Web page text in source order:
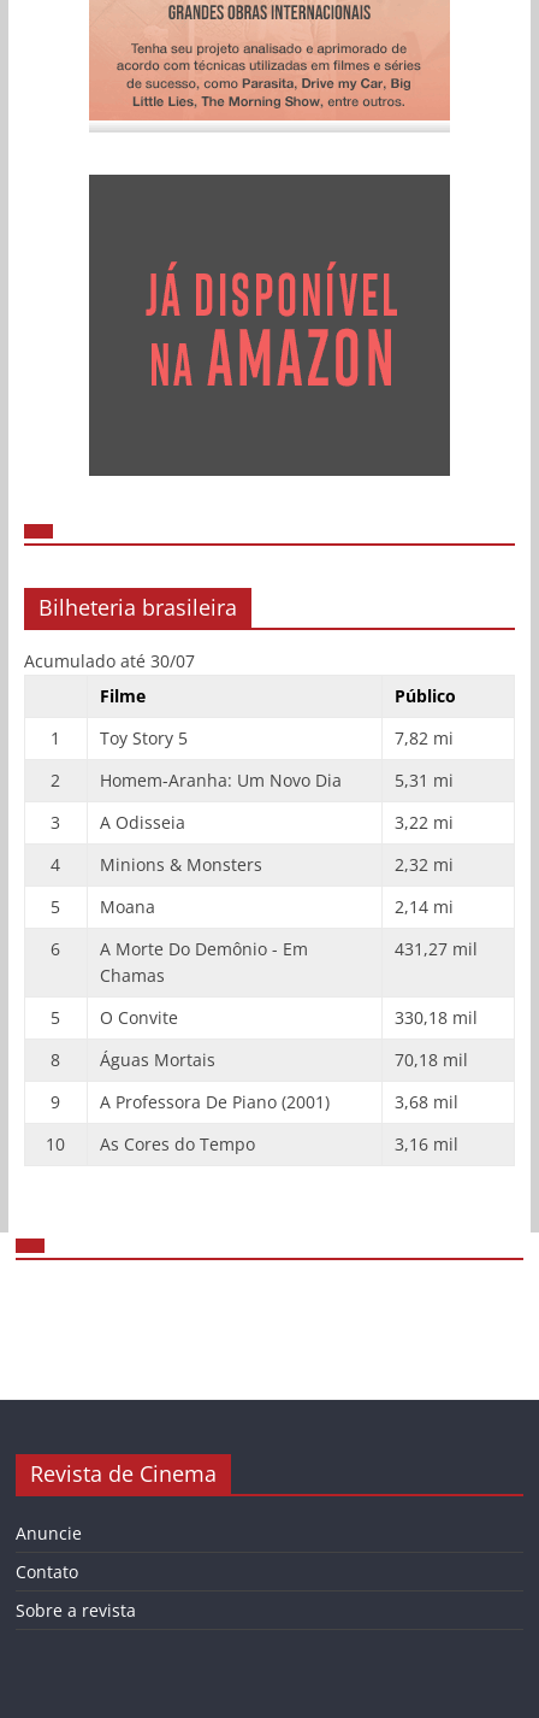
Bilheteria brasileira
Acumulado até 30/07
Filme
Público
1
Toy Story 5
7,82 mi
2
Homem-Aranha: Um Novo Dia
5,31 mi
3
A Odisseia
3,22 mi
4
Minions & Monsters
2,32 mi
5
Moana
2,14 mi
6
A Morte Do Demônio - Em
Chamas
431,27 mil
5 O Convite
330,18 mil
8
Águas Mortais
70,18 mil
9
A Professora De Piano (2001)
3,68 mil
10
As Cores do Tempo 3,16 mil
Revista de Cinema
Anuncie
Contato
Sobre a revista